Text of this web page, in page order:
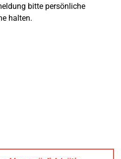
bitte persönliche
halten.